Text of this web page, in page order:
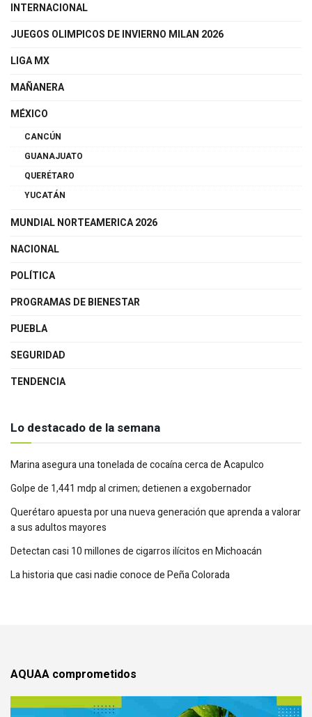
INTERNACIONAL
JUEGOS OLIMPICOS DE INVIERNO MILAN 2026
LIGA MX
MAÑANERA
MÉXICO
CANCÚN
GUANAJUATO
QUERÉTARO
YUCATÁN
MUNDIAL NORTEAMERICA 2026
NACIONAL
POLÍTICA
PROGRAMAS DE BIENESTAR
PUEBLA
SEGURIDAD
TENDENCIA
Lo destacado de la semana
Marina asegura una tonelada de cocaína cerca de Acapulco
Golpe de 1,441 mdp al crimen; detienen a exgobernador
Querétaro apuesta por una nueva generación que aprenda a valorar
a sus adultos mayores
Detectan casi 10 millones de cigarros ilícitos en Michoacán
La historia que casi nadie conoce de Peña Colorada
AQUAA comprometidos